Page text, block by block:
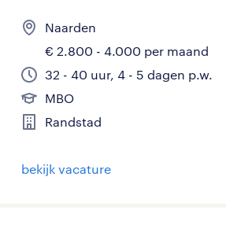
Naarden
€ 2.800 - 4.000 per maand
32 - 40 uur, 4 - 5 dagen p.w.
MBO
Randstad
bekijk vacature